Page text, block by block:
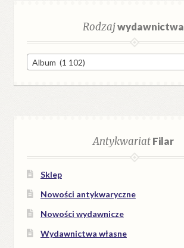
Rodzajwydawnictwa
Album (1 102)
AntykwariatFilar
Sklep
Nowości antykwaryczne
Nowości wydawnicze
Wydawnictwa własne